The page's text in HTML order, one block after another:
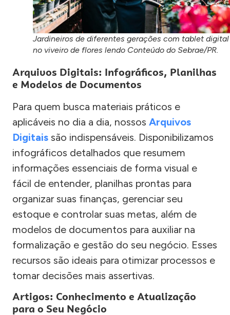
Jardineiros de diferentes gerações com tablet digital
no viveiro de flores lendo Conteúdo do Sebrae/PR.
Arquivos Digitais: Infográficos, Planilhas
e Modelos de Documentos
Para quem busca materiais práticos e
aplicáveis no dia a dia, nossos Arquivos
Digitais são indispensáveis. Disponibilizamos
infográficos detalhados que resumem
informações essenciais de forma visual e
fácil de entender, planilhas prontas para
organizar suas finanças, gerenciar seu
estoque e controlar suas metas, além de
modelos de documentos para auxiliar na
formalização e gestão do seu negócio. Esses
recursos são ideais para otimizar processos e
tomar decisões mais assertivas.
Artigos: Conhecimento e Atualização
para o Seu Negócio